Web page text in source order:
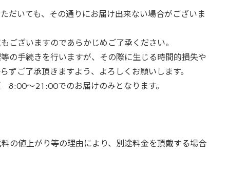
だいても、その通りにお届け出来ない場合がございま
ございますのであらかじめご了承ください。
の手続きを行いますが、その際に生じる時間的損失や
ご了承頂きますよう、よろしくお願いします。
8:00～21:00でのお届けのみとなります。
の値上がり等の理由により、別途料金を頂戴する場合